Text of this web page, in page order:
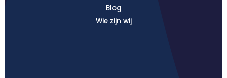
Blog
Wie zijn wij